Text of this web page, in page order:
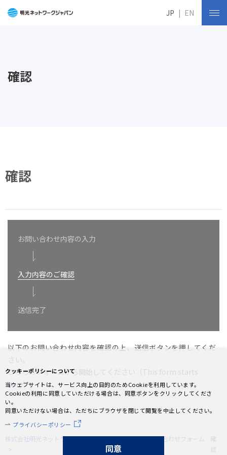
確認
確認
お問い合わせ内容の入力
入力内容のご確認
送信完了
以下のお問い合わせ内容を確認の上、送信ボタンを押してくだ
さい。
こちらのフォームから開始してください（This form starts
here）
株式会社明光ネットワークジャパン 投資家情報 お問い合わせフォーム
確
認
JP EN
クッキーポリシーについて
当ウェブサイトは、サービス向上の目的のためCookieを利用しています。
Cookieの利用に同意していただける場合は、同意ボタンをクリックしてくださ
い。
同意いただけない場合は、ただちにブラウザを閉じて閲覧を中止してください。
プライバシーポリシー
同意